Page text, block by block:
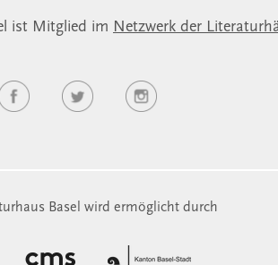
ist Mitglied im Netzwerk der
Basel wird ermöglicht durch